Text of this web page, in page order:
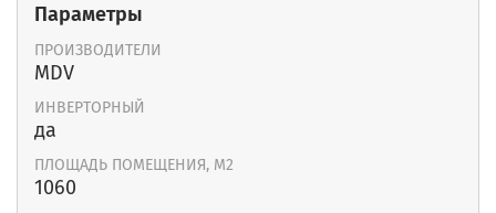
Параметры
ПРОИЗВОДИТЕЛИ
MDV
ИНВЕРТОРНЫЙ
да
ПЛОЩАДЬ ПОМЕЩЕНИЯ, М2
1060